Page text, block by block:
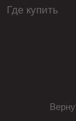
Где купить